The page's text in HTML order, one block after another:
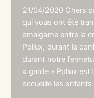
21/04/2020 Chers
qui vous ont été
amalgame entre la
Pollux, durant le
durant notre
« garde » Pollux
accueille les